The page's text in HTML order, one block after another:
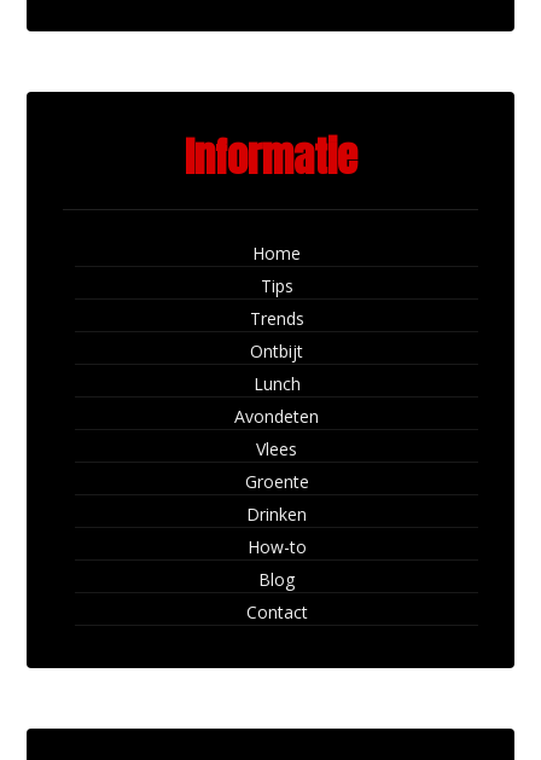
Informatie
Home
Tips
Trends
Ontbijt
Lunch
Avondeten
Vlees
Groente
Drinken
How-to
Blog
Contact